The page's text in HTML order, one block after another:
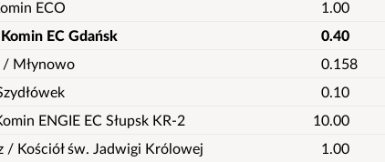
ECO 1.00
EC Gdańsk 0.40
Młynowo 0.158
0.10
ENGIE EC Słupsk KR-2 10.00
/ Kościół św. Jadwigi Królowej 1.00